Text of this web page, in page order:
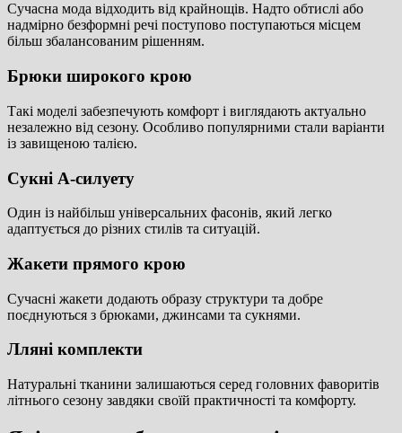
Сучасна мода відходить від крайнощів. Надто обтислі або
надмірно безформні речі поступово поступаються місцем
більш збалансованим рішенням.
Брюки широкого крою
Такі моделі забезпечують комфорт і виглядають актуально
незалежно від сезону. Особливо популярними стали варіанти
із завищеною талією.
Сукні А-силуету
Один із найбільш універсальних фасонів, який легко
адаптується до різних стилів та ситуацій.
Жакети прямого крою
Сучасні жакети додають образу структури та добре
поєднуються з брюками, джинсами та сукнями.
Лляні комплекти
Натуральні тканини залишаються серед головних фаворитів
літнього сезону завдяки своїй практичності та комфорту.